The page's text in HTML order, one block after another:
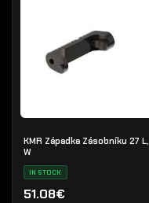
KMR Západka Zásobníku 27 L,
W
IN STOCK
51.08€